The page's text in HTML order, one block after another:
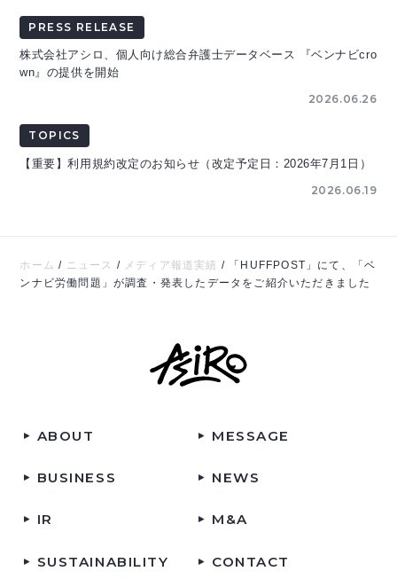
PRESS RELEASE
株式会社アシロ、個人向け総合弁護士データベース 『ベンナビcro
wn』の提供を開始
2026.06.26
TOPICS
【重要】利用規約改定のお知らせ（改定予定日：2026年7月1日）
2026.06.19
ホーム / ニュース / メディア報道実績 /
「HUFFPOST」にて、「ベ
ンナビ労働問題」が調査・発表したデータをご紹介いただきました
ABOUT MESSAGE
BUSINESS NEWS
IR M&A
SUSTAINABILITY CONTACT